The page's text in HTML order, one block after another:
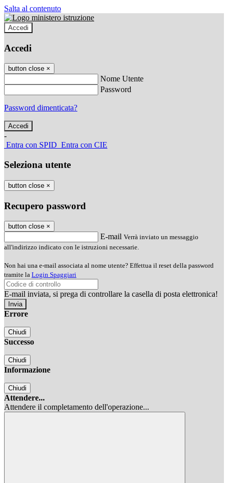
Salta al contenuto
Accedi
Accedi
button close ×
Nome Utente
Password
Password dimenticata?
-
Entra con SPID Entra con CIE
Seleziona utente
button close ×
Recupero password
button close ×
E-mail Verrà inviato un messaggio
all'indirizzo indicato con le istruzioni necessarie.
Non hai una e-mail associata al nome utente? Effettua il reset della password
tramite la Login Spaggiari
E-mail inviata, si prega di controllare la casella di posta elettronica!
Errore
Chiudi
Successo
Chiudi
Informazione
Chiudi
Attendere...
Attendere il completamento dell'operazione...